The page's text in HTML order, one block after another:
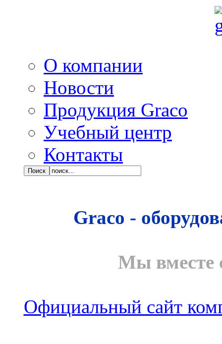
О компании
Новости
Продукция Graco
Учебный центр
Контакты
Graco -
Мы вместе
Официальный сайт